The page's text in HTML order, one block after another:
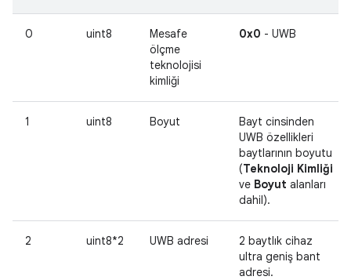
0 uint8
Mesafe
ölçme
teknolojisi
kimliği
0x0 - UWB
1 uint8 Boyut
Bayt cinsinden
UWB özellikleri
baytlarının boyutu
(Teknoloji Kimliği
ve Boyut alanları
dahil).
2 uint8*2 UWB adresi
2 baytlık cihaz
ultra geniş bant
adresi.